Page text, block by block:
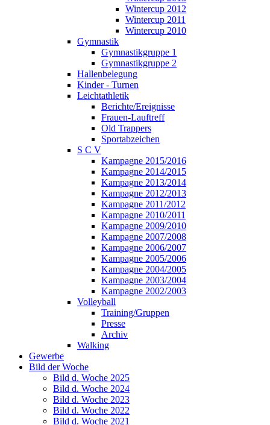
Wintercup 2012
Wintercup 2011
Wintercup 2010
Gymnastik
Gymnastikgruppe 1
Gymnastikgruppe 2
Hallenbelegung
Kinder - Turnen
Leichtathletik
Berichte/Ereignisse
Frauen-Lauftreff
Old Trappers
Sportabzeichen
S C V
Kampagne 2015/2016
Kampagne 2014/2015
Kampagne 2013/2014
Kampagne 2012/2013
Kampagne 2011/2012
Kampagne 2010/2011
Kampagne 2009/2010
Kampagne 2007/2008
Kampagne 2006/2007
Kampagne 2005/2006
Kampagne 2004/2005
Kampagne 2003/2004
Kampagne 2002/2003
Volleyball
Training/Gruppen
Presse
Archiv
Walking
Gewerbe
Bild der Woche
Bild d. Woche 2025
Bild d. Woche 2024
Bild d. Woche 2023
Bild d. Woche 2022
Bild d. Woche 2021